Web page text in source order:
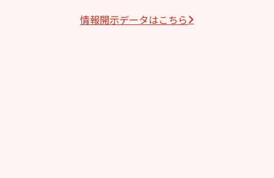
情報開⽰データはこちら
園のこと